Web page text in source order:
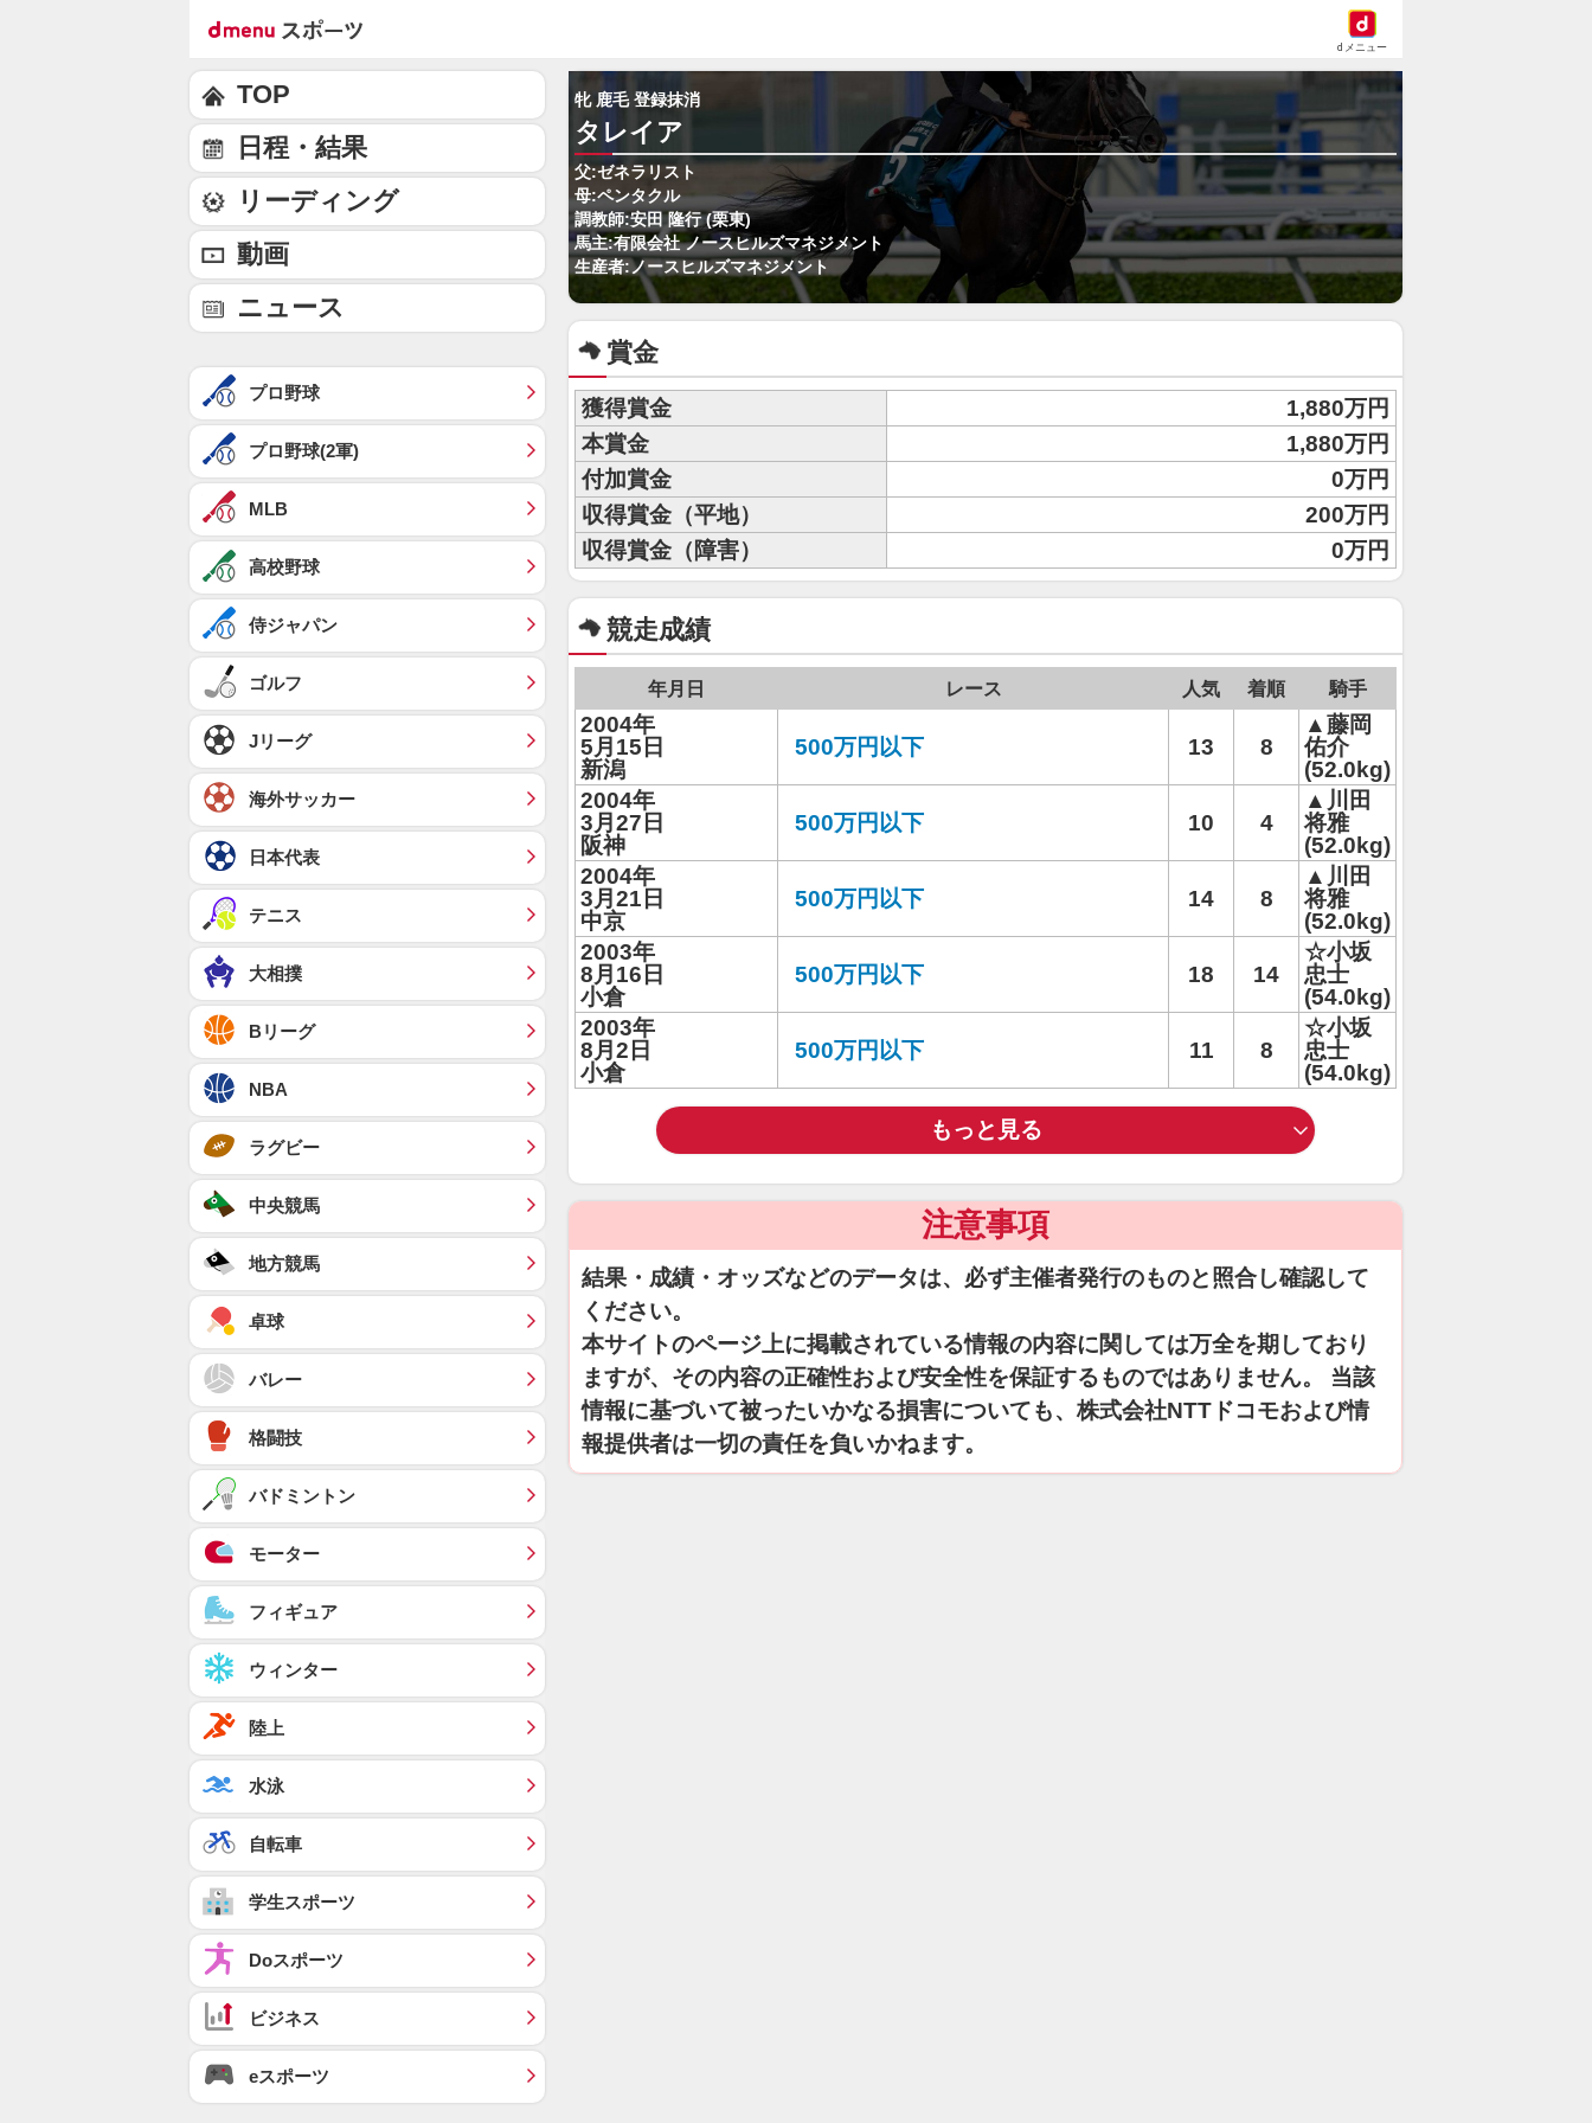
dメニュー
牝 鹿毛 登録抹消
タレイア
父:ゼネラリスト
母:ペンタクル
調教師:安田 隆行 (栗東)
馬主:有限会社 ノースヒルズマネジメント
生産者:ノースヒルズマネジメント
賞金
獲得賞金
1,880万円
本賞金
1,880万円
付加賞金
0万円
収得賞金（平地）
200万円
収得賞金（障害）
0万円
競走成績
年月日 レース 人気 着順 騎手
2004年
5月15日
新潟
500万円以下 13 8
▲藤岡
佑介
(52.0kg)
2004年
3月27日
阪神
500万円以下 10 4
▲川田
将雅
(52.0kg)
2004年
3月21日
中京
500万円以下 14 8
▲川田
将雅
(52.0kg)
2003年
8月16日
小倉
500万円以下 18 14
☆小坂
忠士
(54.0kg)
2003年
8月2日
小倉
500万円以下 11 8
☆小坂
忠士
(54.0kg)
もっと見る
注意事項
結果・成績・オッズなどのデータは、必ず主催者発行のものと照合し確認して
ください。
本サイトのページ上に掲載されている情報の内容に関しては万全を期しており
ますが、その内容の正確性および安全性を保証するものではありません。 当該
情報に基づいて被ったいかなる損害についても、株式会社NTTドコモおよび情
報提供者は一切の責任を負いかねます。
TOP
日程・結果
リーディング
動画
ニュース
プロ野球
プロ野球(2軍)
MLB
高校野球
侍ジャパン
ゴルフ
Jリーグ
海外サッカー
日本代表
テニス
大相撲
Bリーグ
NBA
ラグビー
中央競馬
地方競馬
卓球
バレー
格闘技
バドミントン
モーター
フィギュア
ウィンター
陸上
水泳
自転車
学生スポーツ
Doスポーツ
ビジネス
eスポーツ